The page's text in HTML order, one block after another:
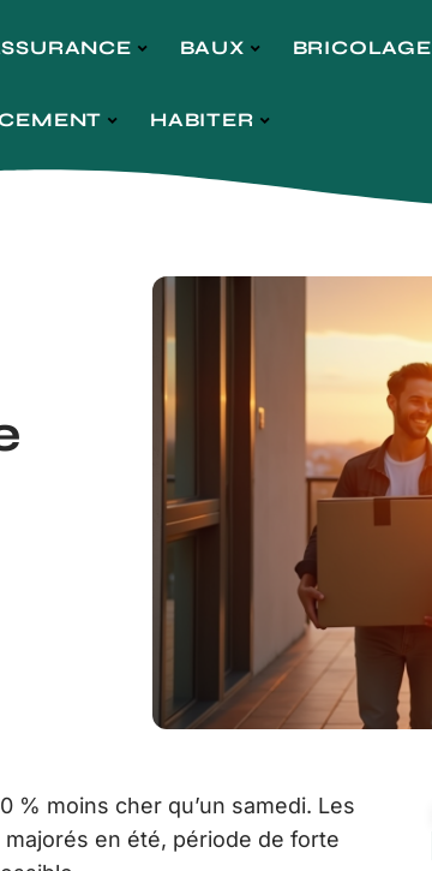
BAUX BRICOLAGE
HABITER
% moins cher qu’un samedi. Les
en été, période de forte